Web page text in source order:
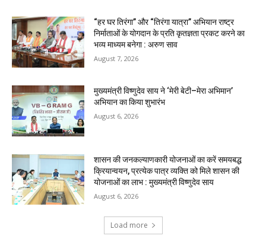
“हर घर तिरंगा” और “तिरंगा यात्रा” अभियान राष्ट्र
निर्माताओं के योगदान के प्रति कृतज्ञता प्रकट करने का
भव्य माध्यम बनेगा : अरुण साव
August 7, 2026
मुख्यमंत्री विष्णुदेव साय ने ‘मेरी बेटी–मेरा अभिमान’
अभियान का किया शुभारंभ
August 6, 2026
शासन की जनकल्याणकारी योजनाओं का करें समयबद्ध
क्रियान्वयन, प्रत्येक पात्र व्यक्ति को मिले शासन की
योजनाओं का लाभ : मुख्यमंत्री विष्णुदेव साय
August 6, 2026
Load more